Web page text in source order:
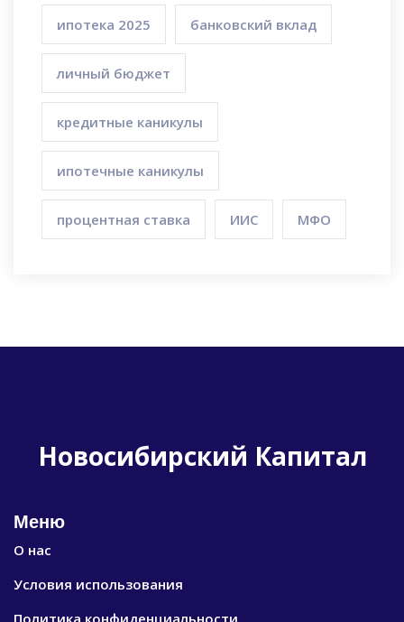
ипотека 2025 банковский вклад
личный бюджет
кредитные каникулы
ипотечные каникулы
процентная ставка ИИС МФО
Новосибирский Капитал
Меню
О нас
Условия использования